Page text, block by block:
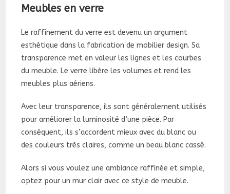
Meubles en verre
Le raffinement du verre est devenu un argument
esthétique dans la fabrication de mobilier design. Sa
transparence met en valeur les lignes et les courbes
du meuble. Le verre libère les volumes et rend les
meubles plus aériens.
Avec leur transparence, ils sont généralement utilisés
pour améliorer la luminosité d’une pièce. Par
conséquent, ils s’accordent mieux avec du blanc ou
des couleurs très claires, comme un beau blanc cassé.
Alors si vous voulez une ambiance raffinée et simple,
optez pour un mur clair avec ce style de meuble.